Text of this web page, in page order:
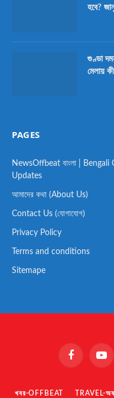
হবে?
গুণ্ডা
মেলায়
PAGES
NewsOffbeat বাংলা |
Updates
আমাদের কথা (About Us)
Contact Us (যোগাযোগ)
Privacy Policy
Terms and conditions
Sitemape
Facebook
খবর-OFFBEAT
TRAVEL-